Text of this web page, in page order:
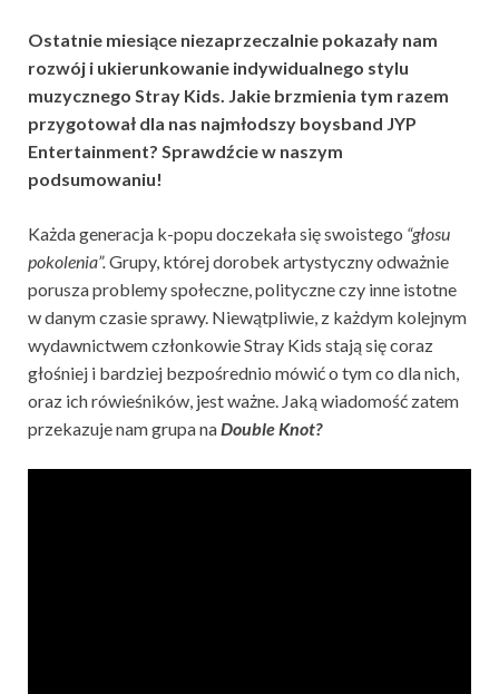
Ostatnie miesiące niezaprzeczalnie pokazały nam
rozwój i ukierunkowanie indywidualnego stylu
muzycznego Stray Kids. Jakie brzmienia tym razem
przygotował dla nas najmłodszy boysband JYP
Entertainment? Sprawdźcie w naszym
podsumowaniu!
Każda generacja k-popu doczekała się swoistego “głosu
pokolenia”.Grupy, której dorobek artystyczny odważnie
porusza problemy społeczne, polityczne czy inne istotne
w danym czasie sprawy. Niewątpliwie, z każdym kolejnym
wydawnictwem członkowie Stray Kids stają się coraz
głośniej i bardziej bezpośrednio mówić o tym co dla nich,
oraz ich rówieśników, jest ważne. Jaką wiadomość zatem
przekazuje nam grupa naDouble Knot?